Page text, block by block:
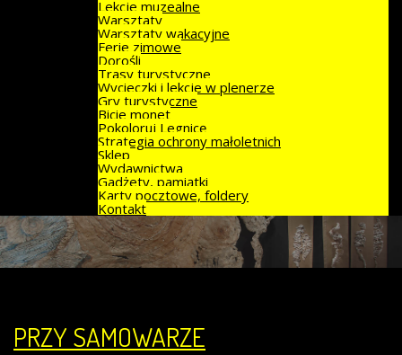
Lekcje muzealne
Warsztaty
Warsztaty wakacyjne
Ferie zimowe
Dorośli
Trasy turystyczne
Wycieczki i lekcje w plenerze
Gry turystyczne
Bicie monet
Pokoloruj Legnicę
Strategia ochrony małoletnich
Sklep
Wydawnictwa
Gadżety, pamiątki
Karty pocztowe, foldery
Kontakt
PRZY SAMOWARZE